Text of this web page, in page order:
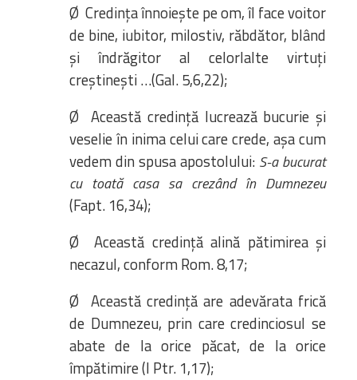
Ø Credința înnoiește pe om, îl face voitor
de bine, iubitor, milostiv, răbdător, blând
și îndrăgitor al celorlalte virtuți
creștinești …(Gal. 5,6,22);
Ø Această credință lucrează bucurie și
veselie în inima celui care crede, așa cum
vedem din spusa apostolului: S-a bucurat
cu toată casa sa crezând în Dumnezeu
(Fapt. 16,34);
Ø Această credință alină pătimirea și
necazul, conform Rom. 8,17;
Ø Această credință are adevărata frică
de Dumnezeu, prin care credinciosul se
abate de la orice păcat, de la orice
împătimire (I Ptr. 1,17);